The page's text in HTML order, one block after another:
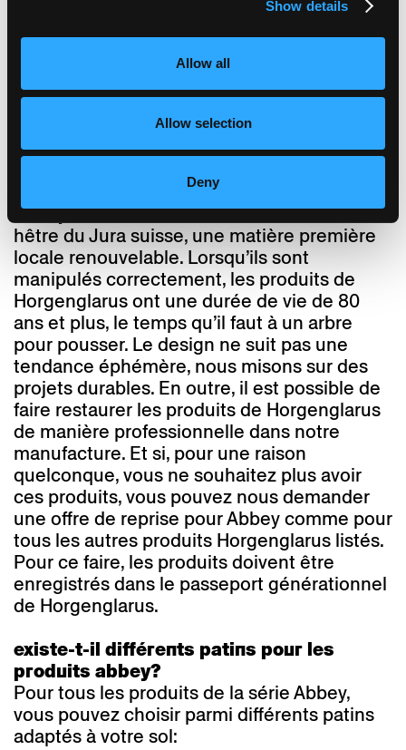
Show details
Allow all
Allow selection
Deny
5 ans. Vous pouvez l’étendre à 10 ans en
enregistrant votre produit dans le passeport
générationnel de Horgenglarus.
dans quelle mesure les produits de la
série abbey sont-ils durables?
Comme tous les produits de Horgenglarus,
les produits de la série Abbey répondent aux
normes de durabilité les plus strictes. Pour
Abbey, nous utilisons exclusivement du
hêtre du Jura suisse, une matière première
locale renouvelable. Lorsqu’ils sont
manipulés correctement, les produits de
Horgenglarus ont une durée de vie de 80
ans et plus, le temps qu’il faut à un arbre
pour pousser. Le design ne suit pas une
tendance éphémère, nous misons sur des
projets durables. En outre, il est possible de
faire restaurer les produits de Horgenglarus
de manière professionnelle dans notre
manufacture. Et si, pour une raison
quelconque, vous ne souhaitez plus avoir
ces produits, vous pouvez nous demander
une offre de reprise pour Abbey comme pour
tous les autres produits Horgenglarus listés.
Pour ce faire, les produits doivent être
enregistrés dans le passeport générationnel
de Horgenglarus.
existe-t-il différents patins pour les
produits abbey?
Pour tous les produits de la série Abbey,
vous pouvez choisir parmi différents patins
adaptés à votre sol: